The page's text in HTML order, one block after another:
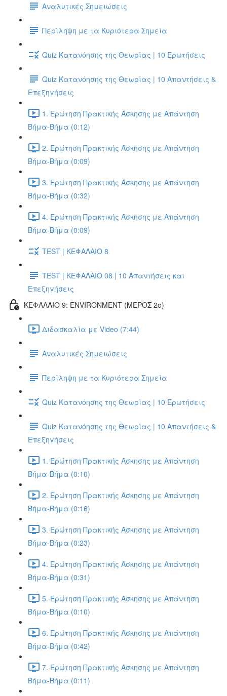
Αναλυτικές Σημειώσεις
Περίληψη με τα Κυριότερα Σημεία
Quiz Κατανόησης της Θεωρίας | 10 Ερωτήσεις
Quiz Κατανόησης της Θεωρίας | 10 Απαντήσεις &
Επεξηγήσεις
1. Ερώτηση Πρακτικής Άσκησης με Απάντηση
Βήμα-Βήμα (0:12)
2. Ερώτηση Πρακτικής Άσκησης με Απάντηση
Βήμα-Βήμα (0:09)
3. Ερώτηση Πρακτικής Άσκησης με Απάντηση
Βήμα-Βήμα (0:32)
4. Ερώτηση Πρακτικής Άσκησης με Απάντηση
Βήμα-Βήμα (0:09)
TEST | ΚΕΦΑΛΑΙΟ 8
TEST | ΚΕΦΑΛΑΙΟ 08 | 10 Απαντήσεις και
Επεξηγήσεις
ΚΕΦΑΛΑΙΟ 9: ENVIRONMENT (ΜΕΡΟΣ 2o)
Διδασκαλία με Video (7:44)
Αναλυτικές Σημειώσεις
Περίληψη με τα Κυριότερα Σημεία
Quiz Κατανόησης της Θεωρίας | 10 Ερωτήσεις
Quiz Κατανόησης της Θεωρίας | 10 Απαντήσεις &
Επεξηγήσεις
1. Ερώτηση Πρακτικής Άσκησης με Απάντηση
Βήμα-Βήμα (0:10)
2. Ερώτηση Πρακτικής Άσκησης με Απάντηση
Βήμα-Βήμα (0:16)
3. Ερώτηση Πρακτικής Άσκησης με Απάντηση
Βήμα-Βήμα (0:23)
4. Ερώτηση Πρακτικής Άσκησης με Απάντηση
Βήμα-Βήμα (0:31)
5. Ερώτηση Πρακτικής Άσκησης με Απάντηση
Βήμα-Βήμα (0:10)
6. Ερώτηση Πρακτικής Άσκησης με Απάντηση
Βήμα-Βήμα (0:42)
7. Ερώτηση Πρακτικής Άσκησης με Απάντηση
Βήμα-Βήμα (0:11)